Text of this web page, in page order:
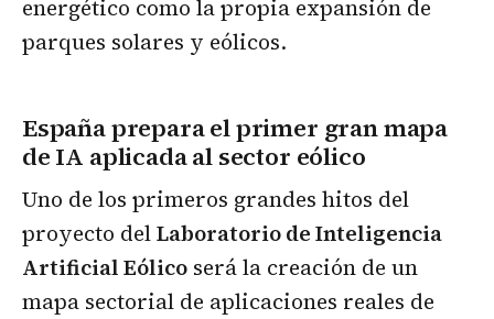
energético como la propia expansión de
parques solares y eólicos.
España prepara el primer gran mapa
de IA aplicada al sector eólico
Uno de los primeros grandes hitos del
proyecto delLaboratorio de Inteligencia
Artificial Eólico será la creación de un
mapa sectorial de aplicaciones reales de